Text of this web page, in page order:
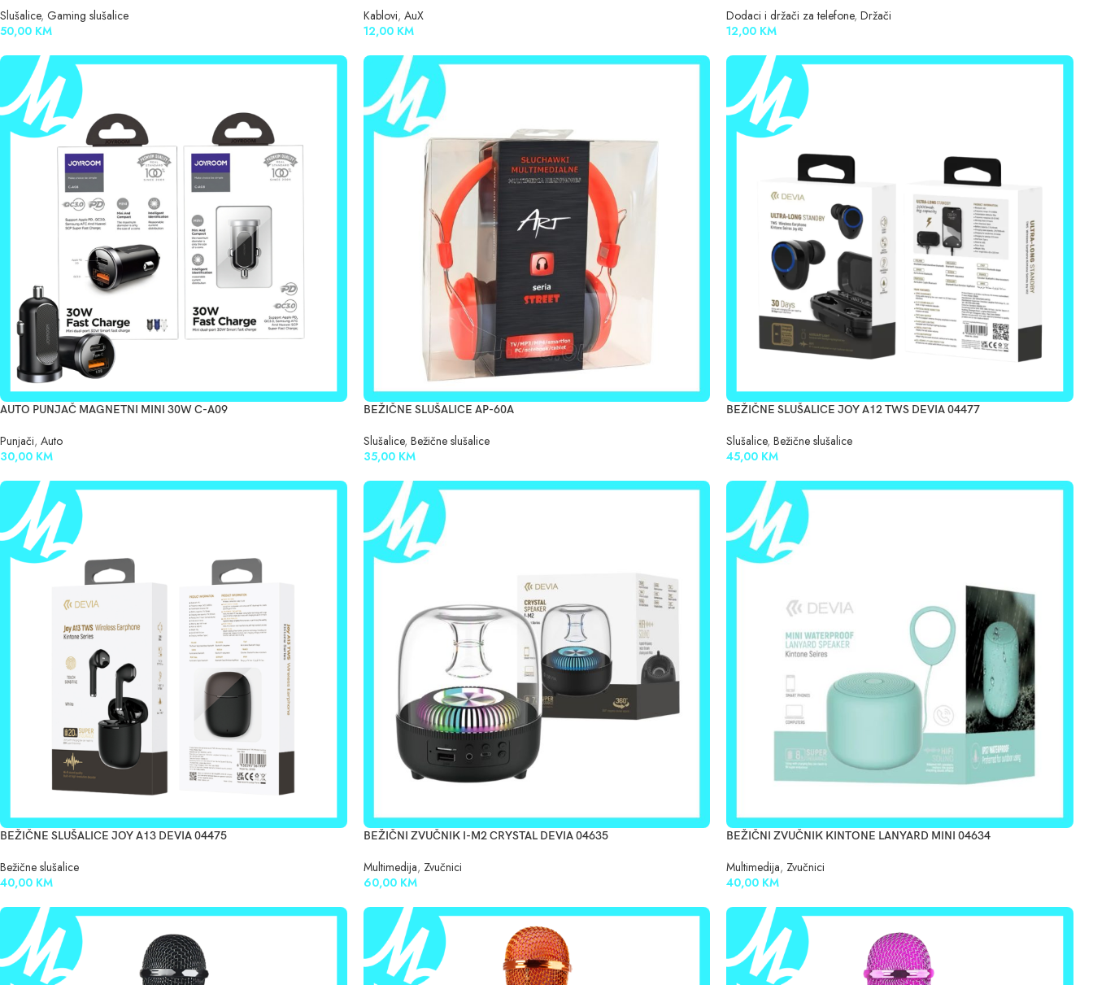
Slušalice, Gaming slušalice
50,00 KM
Kablovi, AuX
12,00 KM
Dodaci i držači za telefone, Držači
12,00 KM
AUTO PUNJAČ MAGNETNI MINI 30W C-A09
Punjači, Auto
30,00 KM
BEŽIČNE SLUŠALICE AP-60A
Slušalice, Bežične slušalice
35,00 KM
BEŽIČNE SLUŠALICE JOY A12 TWS DEVIA 04477
Slušalice, Bežične slušalice
45,00 KM
BEŽIČNE SLUŠALICE JOY A13 DEVIA 04475
Bežične slušalice
40,00 KM
BEŽIČNI ZVUČNIK I-M2 CRYSTAL DEVIA 04635
Multimedija, Zvučnici
60,00 KM
BEŽIČNI ZVUČNIK KINTONE LANYARD MINI 04634
Multimedija, Zvučnici
40,00 KM